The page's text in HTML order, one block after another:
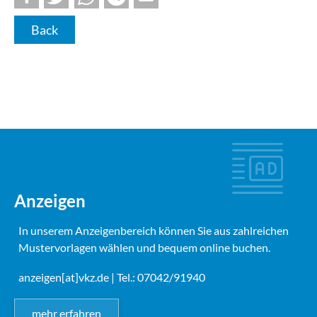
Back
Anzeigen
In unserem Anzeigenbereich können Sie aus zahlreichen
Mustervorlagen wählen und bequem online buchen.
anzeigen[at]vkz.de | Tel.: 07042/91940
mehr erfahren